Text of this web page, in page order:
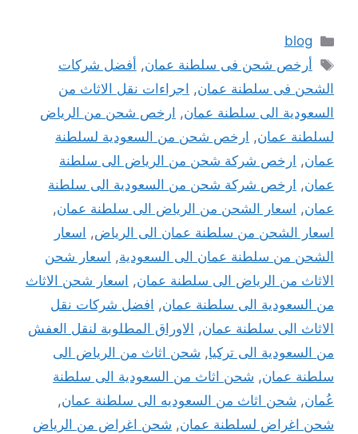
التصنيفات
blog
الوسوم
أرخص شحن فى سلطنة عمان, أفضل شركات
الشحن فى سلطنة عمان, اجراءات نقل الاثاث من
السعودية الى سلطنة عمان, ارخص شحن من الرياض
لسلطنة عمان, ارخص شحن من السعودية لسلطنة
عمان, ارخص شركة شحن من الرياض الى سلطنة
عمان, ارخص شركة شحن من السعودية الى سلطنة
عمان, اسعار الشحن من الرياض الى سلطنة عمان,
اسعار الشحن من سلطنة عمان الى الرياض, اسعار
الشحن من سلطنة عمان الى السعودية, اسعار شحن
الاثاث من الرياض الى سلطنة عمان, اسعار شحن الاثاث
من السعودية الى سلطنة عمان, افضل شركات نقل
الاثاث الى سلطنة عمان,
الاوراق المطلوبة لنقل العفش
من السعودية الى تركيا, شحن اثاث من الرياض الى
سلطنة عمان, شحن اثاث من السعودية الى سلطنة
عُمان, شحن اثاث من السعوديه الى سلطنة عمان,
شحن اغراض لسلطنة عمان, شحن اغراض من الرياض